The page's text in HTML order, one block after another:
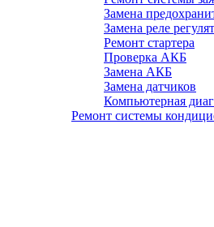
Замена
Замена реле
Ремонт стартера
Проверка АКБ
Замена АКБ
Замена датчиков
Компьютерная
Ремонт системы